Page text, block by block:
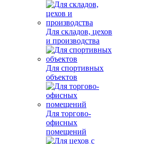
Для складов, цехов
и производства
Для спортивных
объектов
Для торгово-
офисных
помещений